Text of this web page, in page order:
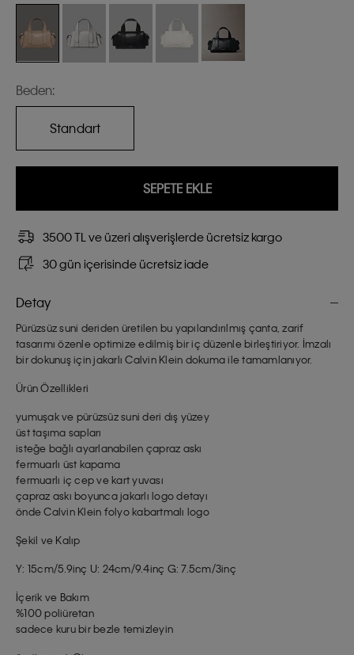
Beden:
Standart
SEPETE EKLE
3500 TL ve üzeri alışverişlerde ücretsiz kargo
30 gün içerisinde ücretsiz iade
Detay
Pürüzsüz suni deriden üretilen bu yapılandırılmış çanta, zarif
tasarımı özenle optimize edilmiş bir iç düzenle birleştiriyor. İmzalı
bir dokunuş için jakarlı Calvin Klein dokuma ile tamamlanıyor.
Ürün Özellikleri
yumuşak ve pürüzsüz suni deri dış yüzey
üst taşıma sapları
isteğe bağlı ayarlanabilen çapraz askı
fermuarlı üst kapama
fermuarlı iç cep ve kart yuvası
çapraz askı boyunca jakarlı logo detayı
önde Calvin Klein folyo kabartmalı logo
Şekil ve Kalıp
Y: 15cm/5.9inç U: 24cm/9.4inç G: 7.5cm/3inç
İçerik ve Bakım
%100 poliüretan
sadece kuru bir bezle temizleyin